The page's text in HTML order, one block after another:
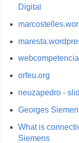
Digital
orfeu.org
neuzapedro -
Georges
What is
Siemens